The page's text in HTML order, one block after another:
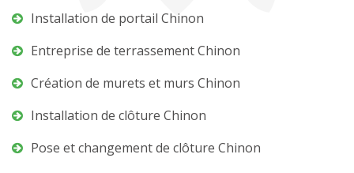
Installation de portail Chinon
Entreprise de terrassement Chinon
Création de murets et murs Chinon
Installation de clôture Chinon
Pose et changement de clôture Chinon